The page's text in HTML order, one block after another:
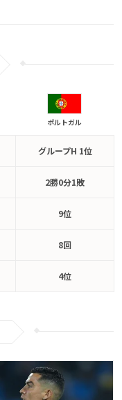
ポルトガル
グループH 1位
2勝0分1敗
9位
8回
4位